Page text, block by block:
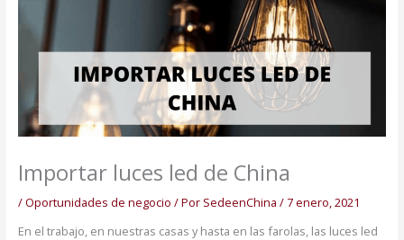
Importar luces led de China
/Oportunidades de negocio / Por SedeenChina / 7 enero, 2021
En el trabajo, en nuestras casas y hasta en las farolas, las luces led